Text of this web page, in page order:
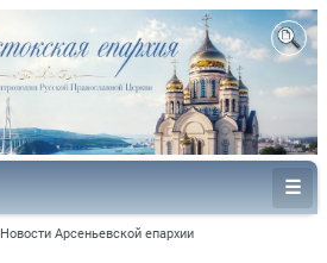
Новости Арсеньевской епархии